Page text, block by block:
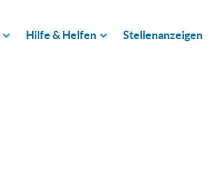
Hilfe & Helfen Stellenanzeigen